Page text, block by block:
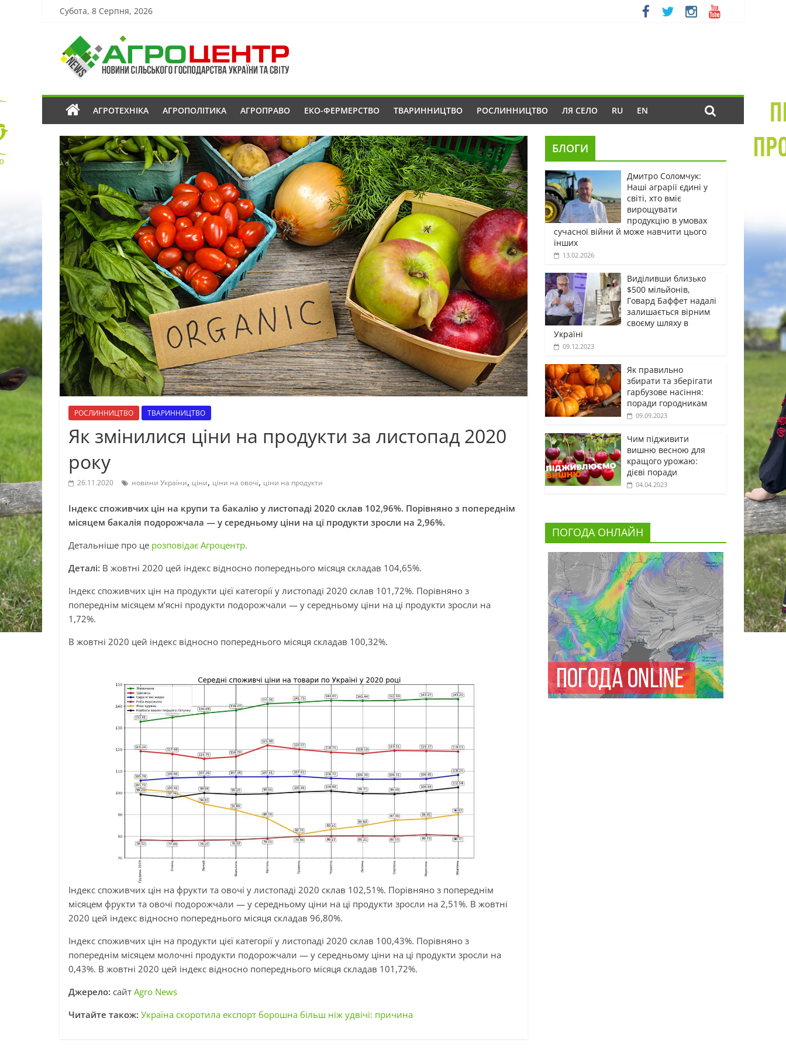
Субота, 8 Серпня, 2026
АГРОТЕХНІКА АГРОПОЛІТИКА АГРОПРАВО ЕКО-ФЕРМЕРСТВО ТВАРИННИЦТВО РОСЛИННИЦТВО ЛЯ СЕЛО RU EN
РОСЛИННИЦТВО ТВАРИННИЦТВО
Як змінилися ціни на продукти за листопад 2020
року
26.11.2020 новини України, ціни, ціни на овочі, ціни на продукти
Індекс споживчих цін на крупи та бакалію у листопаді 2020 склав 102,96%. Порівняно з попереднім
місяцем бакалія подорожчала — у середньому ціни на ці продукти зросли на 2,96%.
Детальніше про це розповідає Агроцентр.
Деталі: В жовтні 2020 цей індекс відносно попереднього місяця складав 104,65%.
Індекс споживчих цін на продукти цієї категорії у листопаді 2020 склав 101,72%. Порівняно з
попереднім місяцем м’ясні продукти подорожчали — у середньому ціни на ці продукти зросли на
1,72%.
В жовтні 2020 цей індекс відносно попереднього місяця складав 100,32%.
Індекс споживчих цін на фрукти та овочі у листопаді 2020 склав 102,51%. Порівняно з попереднім
місяцем фрукти та овочі подорожчали — у середньому ціни на ці продукти зросли на 2,51%. В жовтні
2020 цей індекс відносно попереднього місяця складав 96,80%.
Індекс споживчих цін на продукти цієї категорії у листопаді 2020 склав 100,43%. Порівняно з
попереднім місяцем молочні продукти подорожчали — у середньому ціни на ці продукти зросли на
0,43%. В жовтні 2020 цей індекс відносно попереднього місяця складав 101,72%.
Джерело: сайт Agro News
Читайте також: Україна скоротила експорт борошна більш ніж удвічі: причина
БЛОГИ
Дмитро Соломчук:
Наші аграрії єдині у
світі, хто вміє
вирощувати
продукцію в умовах
сучасної війни й може навчити цього
інших
13.02.2026
Виділивши близько
$500 мільйонів,
Говард Баффет надалі
залишається вірним
своєму шляху в
Україні
09.12.2023
Як правильно
збирати та зберігати
гарбузове насіння:
поради городникам
09.09.2023
Чим підживити
вишню весною для
кращого урожаю:
дієві поради
04.04.2023
ПОГОДА ОНЛАЙН